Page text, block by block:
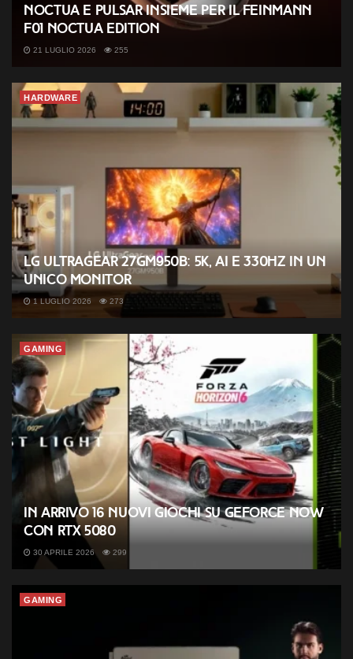
Noctua e Pulsar insieme per il Feinmann
F01 Noctua Edition
21 LUGLIO 2026 255
HARDWARE
LG UltraGear 27GM950B: 5K, AI e 330Hz in un
unico monitor
1 LUGLIO 2026 273
GAMING
In arrivo 16 nuovi giochi su GeForce NOW
con RTX 5080
30 APRILE 2026 299
GAMING